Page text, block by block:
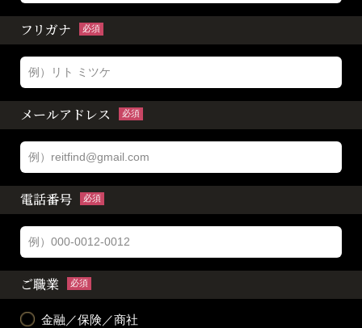
フリガナ 必須
メールアドレス 必須
電話番号 必須
ご職業 必須
金融／保険／商社